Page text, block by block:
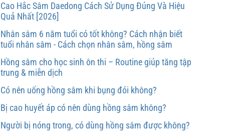
Cao Hắc Sâm Daedong Cách Sử Dụng Đúng Và Hiệu
Quả Nhất [2026]
Nhân sâm 6 năm tuổi có tốt không? Cách nhận biết
tuổi nhân sâm - Cách chọn nhân sâm, hồng sâm
Hồng sâm cho học sinh ôn thi – Routine giúp tăng tập
trung & miễn dịch
Có nên uống hồng sâm khi bụng đói không?
Bị cao huyết áp có nên dùng hồng sâm không?
Người bị nóng trong, có dùng hồng sâm được không?